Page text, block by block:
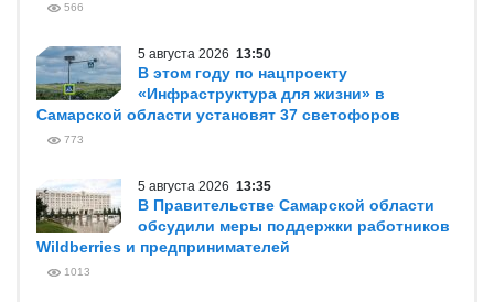
566
5 августа 2026 13:50
В этом году по нацпроекту
«Инфраструктура для жизни» в
Самарской области установят 37 светофоров
773
5 августа 2026 13:35
В Правительстве Самарской области
обсудили меры поддержки работников
Wildberries и предпринимателей
1013